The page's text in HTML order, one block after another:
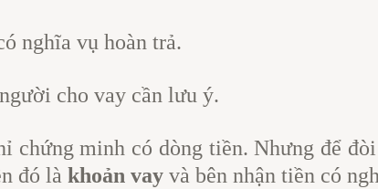
nghĩa vụ hoàn trả.
cho vay cần lưu ý.
chứng minh có dòng tiền. Nhưng để
đó là khoản vay và bên nhận tiền có